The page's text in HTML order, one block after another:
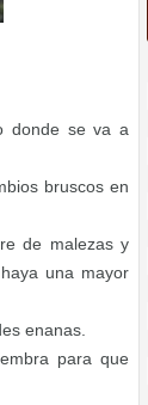
donde se va a
bruscos en
de malezas y
una mayor
enanas.
para que